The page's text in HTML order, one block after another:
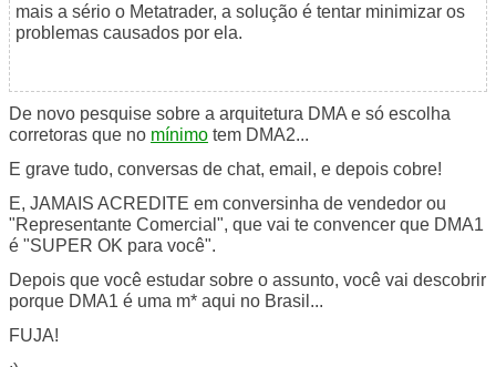
mais a sério o Metatrader, a solução é tentar minimizar os
problemas causados por ela.
De novo pesquise sobre a arquitetura DMA e só escolha
corretoras que no mínimo tem DMA2...
E grave tudo, conversas de chat, email, e depois cobre!
E, JAMAIS ACREDITE em conversinha de vendedor ou
"Representante Comercial", que vai te convencer que DMA1
é "SUPER OK para você".
Depois que você estudar sobre o assunto, você vai descobrir
porque DMA1 é uma m* aqui no Brasil...
FUJA!